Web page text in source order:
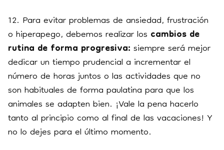
12. Para evitar problemas de ansiedad, frustración
o hiperapego, debemos realizar loscambios de
rutina de forma progresiva:siempre será mejor
dedicar un tiempo prudencial a incrementar el
número de horas juntos o las actividades que no
son habituales de forma paulatina para que los
animales se adapten bien. ¡Vale la pena hacerlo
tanto al principio como al final de las vacaciones! Y
no lo dejes para el último momento.